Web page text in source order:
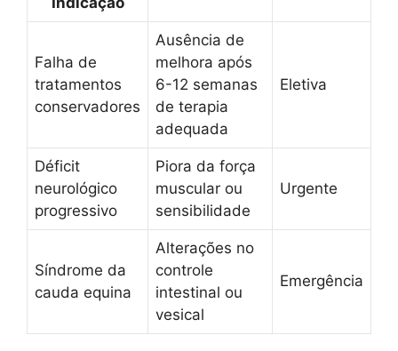
Falha de
tratamentos
conservadores
Ausência de
melhora após
6-12 semanas
de terapia
adequada
Eletiva
Déficit
neurológico
progressivo
Piora da força
muscular ou
sensibilidade
Urgente
Síndrome da
cauda equina
Alterações no
controle
intestinal ou
vesical
Emergência